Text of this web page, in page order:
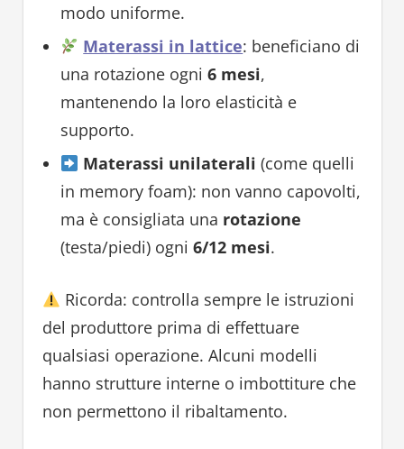
modo uniforme.
Materassi in lattice: beneficiano di
una rotazione ogni 6 mesi,
mantenendo la loro elasticità e
supporto.
Materassi unilaterali (come quelli
in memory foam): non vanno capovolti,
ma è consigliata una rotazione
(testa/piedi) ogni 6/12 mesi.
Ricorda: controlla sempre le istruzioni
del produttore prima di effettuare
qualsiasi operazione. Alcuni modelli
hanno strutture interne o imbottiture che
non permettono il ribaltamento.